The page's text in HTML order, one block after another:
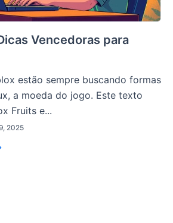
Vencedoras para
estão sempre buscando formas
a moeda do jogo. Este texto
Fruits e...
2025